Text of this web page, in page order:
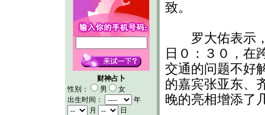
财神占卜
性别：
男
女
出生时间：
年
月
日
致。
罗大佑表示，
日０：３０，在
交通的问题不好
的嘉宾张亚东、
晚的亮相增添了